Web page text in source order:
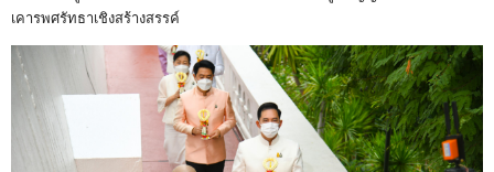
เคารพศรัทธาเชิงสร้างสรรค์